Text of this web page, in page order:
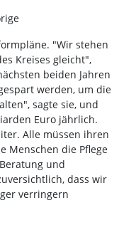
"Wir stehen
Kreises gleicht",
beiden Jahren
werden, um die
sagte sie, und
Euro jährlich.
Alle müssen ihren
Menschen die Pflege
und
dass wir
verringern